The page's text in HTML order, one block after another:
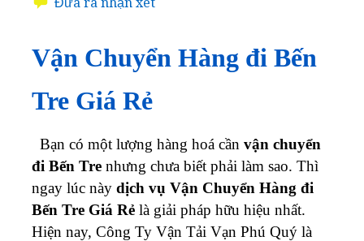
Vận Chuyển Hàng đi Bến
Tre Giá Rẻ
Bạn có một lượng hàng hoá cần vận chuyển
đi Bến Tre nhưng chưa biết phải làm sao. Thì
ngay lúc này dịch vụ Vận Chuyển Hàng đi
Bến Tre Giá Rẻ là giải pháp hữu hiệu nhất.
Hiện nay, Công Ty Vận Tải Vạn Phú Quý là